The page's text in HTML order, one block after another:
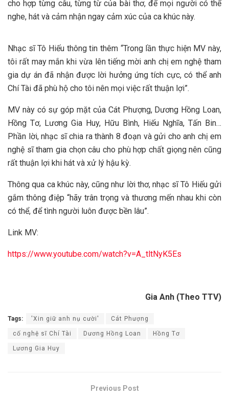
cho hợp từng câu, từng từ của bài thơ, để mọi người có thể
nghe, hát và cảm nhận ngay cảm xúc của ca khúc này.
Nhạc sĩ Tô Hiếu thông tin thêm “Trong lần thực hiện MV này,
tôi rất may mắn khi vừa lên tiếng mời anh chị em nghệ tham
gia dự án đã nhận được lời hưởng ứng tích cực, có thể anh
Chí Tài đã phù hộ cho tôi nên mọi việc rất thuận lợi”.
MV này có sự góp mặt của Cát Phượng, Dương Hồng Loan,
Hồng Tơ, Lương Gia Huy, Hữu Bình, Hiếu Nghĩa, Tấn Bin…
Phần lời, nhạc sĩ chia ra thành 8 đoạn và gửi cho anh chị em
nghệ sĩ tham gia chọn câu cho phù hợp chất giọng nên cũng
rất thuận lợi khi hát và xử lý hậu kỳ.
Thông qua ca khúc này, cũng như lời thơ, nhạc sĩ Tô Hiếu gửi
gắm thông điệp “hãy trân trọng và thương mến nhau khi còn
có thể, để tình người luôn được bền lâu”.
Link MV:
https://www.youtube.com/watch?v=A _tltNyK5Es
Gia Anh (Theo TTV)
Tags: 'Xin giữ anh nụ cười' Cát Phượng
cố nghệ sĩ Chí Tài Dương Hồng Loan Hồng Tơ
Lương Gia Huy
Previous Post